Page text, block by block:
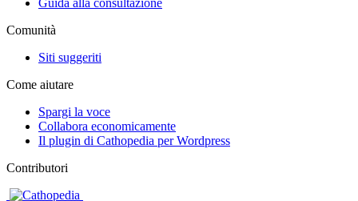
Guida alla consultazione
Comunità
Siti suggeriti
Come aiutare
Spargi la voce
Collabora economicamente
Il plugin di Cathopedia per Wordpress
Contributori